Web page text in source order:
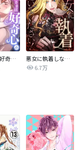
お嬢さまは好奇心が止まらない！
悪女に執着しないでください！【タテヨミ】
6.7万